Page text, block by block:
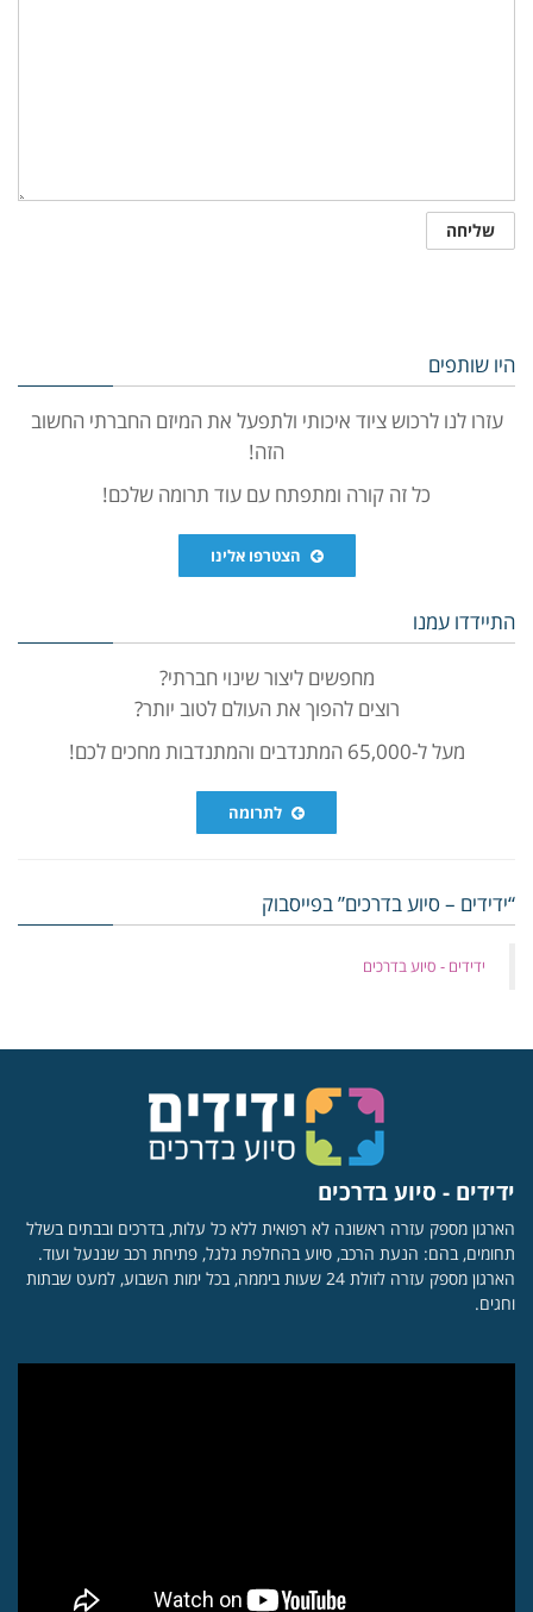
היו שותפים
עזרו לנו לרכוש ציוד איכותי ולתפעל את המיזם החברתי החשוב
הזה!
כל זה קורה ומתפתח עם עוד תרומה שלכם!
הצטרפו אלינו
התיידדו עמנו
מחפשים ליצור שינוי חברתי?
רוצים להפוך את העולם לטוב יותר?
מעל ל-65,000 המתנדבים והמתנדבות מחכים לכם!
לתרומה
“ידידים – סיוע בדרכים” בפייסבוק
‏ידידים - סיוע בדרכים
ידידים - סיוע בדרכים
הארגון מספק עזרה ראשונה לא רפואית ללא כל עלות, בדרכים ובבתים בשלל
תחומים, בהם: הנעת הרכב, סיוע בהחלפת גלגל, פתיחת רכב שננעל ועוד.
הארגון מספק עזרה לזולת 24 שעות ביממה, בכל ימות השבוע, למעט שבתות
וחגים.